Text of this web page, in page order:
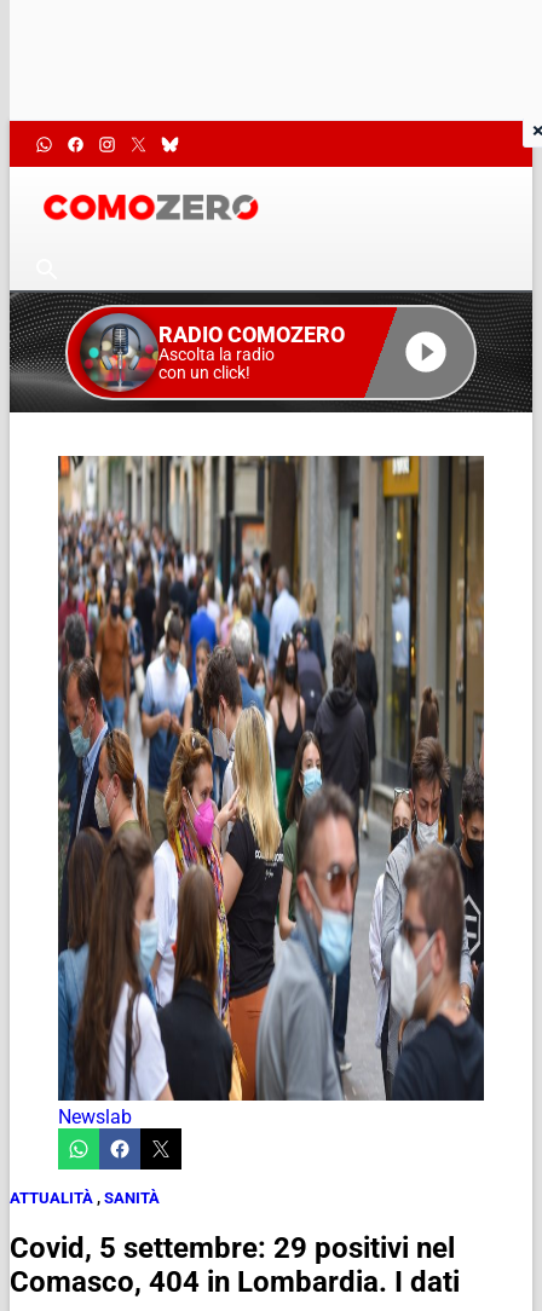
RADIO COMOZERO
Ascolta la radio
con un click!
Newslab
ATTUALITÀ , SANITÀ
Covid, 5 settembre: 29 positivi nel
Comasco, 404 in Lombardia. I dati